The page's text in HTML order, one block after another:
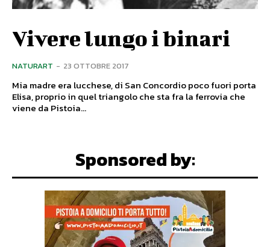
Vivere lungo i binari
NATURART - 23 OTTOBRE 2017
Mia madre era lucchese, di San Concordio poco fuori porta
Elisa, proprio in quel triangolo che sta fra la ferrovia che
viene da Pistoia...
Sponsored by: